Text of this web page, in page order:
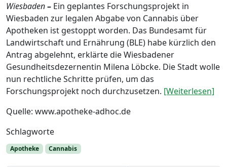
Wiesbaden– Ein geplantes Forschungsprojekt in
Wiesbaden zur legalen Abgabe von Cannabis über
Apotheken ist gestoppt worden. Das Bundesamt für
Landwirtschaft und Ernährung (BLE) habe kürzlich den
Antrag abgelehnt, erklärte die Wiesbadener
Gesundheitsdezernentin Milena Löbcke. Die Stadt wolle
nun rechtliche Schritte prüfen, um das
Forschungsprojekt noch durchzusetzen. [Weiterlesen]
Quelle: www.apotheke-adhoc.de
Schlagworte
Apotheke Cannabis